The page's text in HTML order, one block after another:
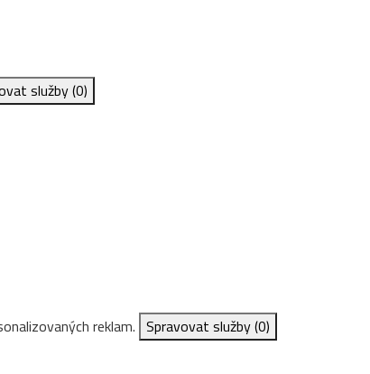
služby(0)
reklam. Spravovat služby(0)